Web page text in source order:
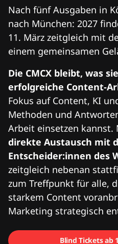
Nach fünf Ausgaben in
nach München: 2027
11. März zeitgleich mit
einem gemeinsamen
Die CMCX bleibt, was
erfolgreiche Content-
Fokus auf Content, KI
Methoden und
Arbeit einsetzen kannst.
direkte Austausch mit
Entscheider:innen des
zeitgleich nebenan
zum Treffpunkt für alle,
starkem Content
Marketing strategisch
Blind Tickets ab